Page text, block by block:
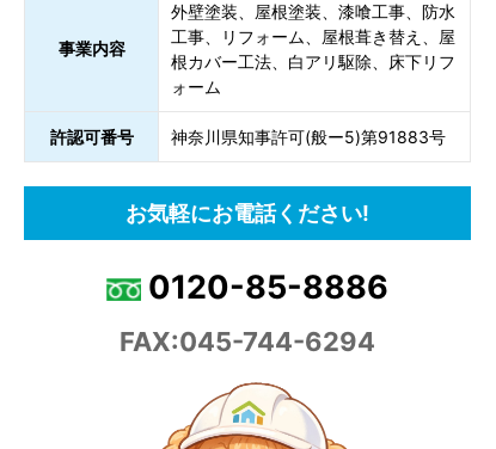
事業内容
外壁塗装、屋根塗装、漆喰工事、防水
工事、リフォーム、屋根葺き替え、屋
根カバー工法、白アリ駆除、床下リフ
ォーム
許認可番号 神奈川県知事許可(般ー5)第91883号
お気軽にお電話ください!
0120-85-8886
FAX:045-744-6294